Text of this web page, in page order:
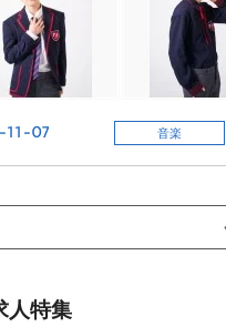
11-07 音楽
人特集